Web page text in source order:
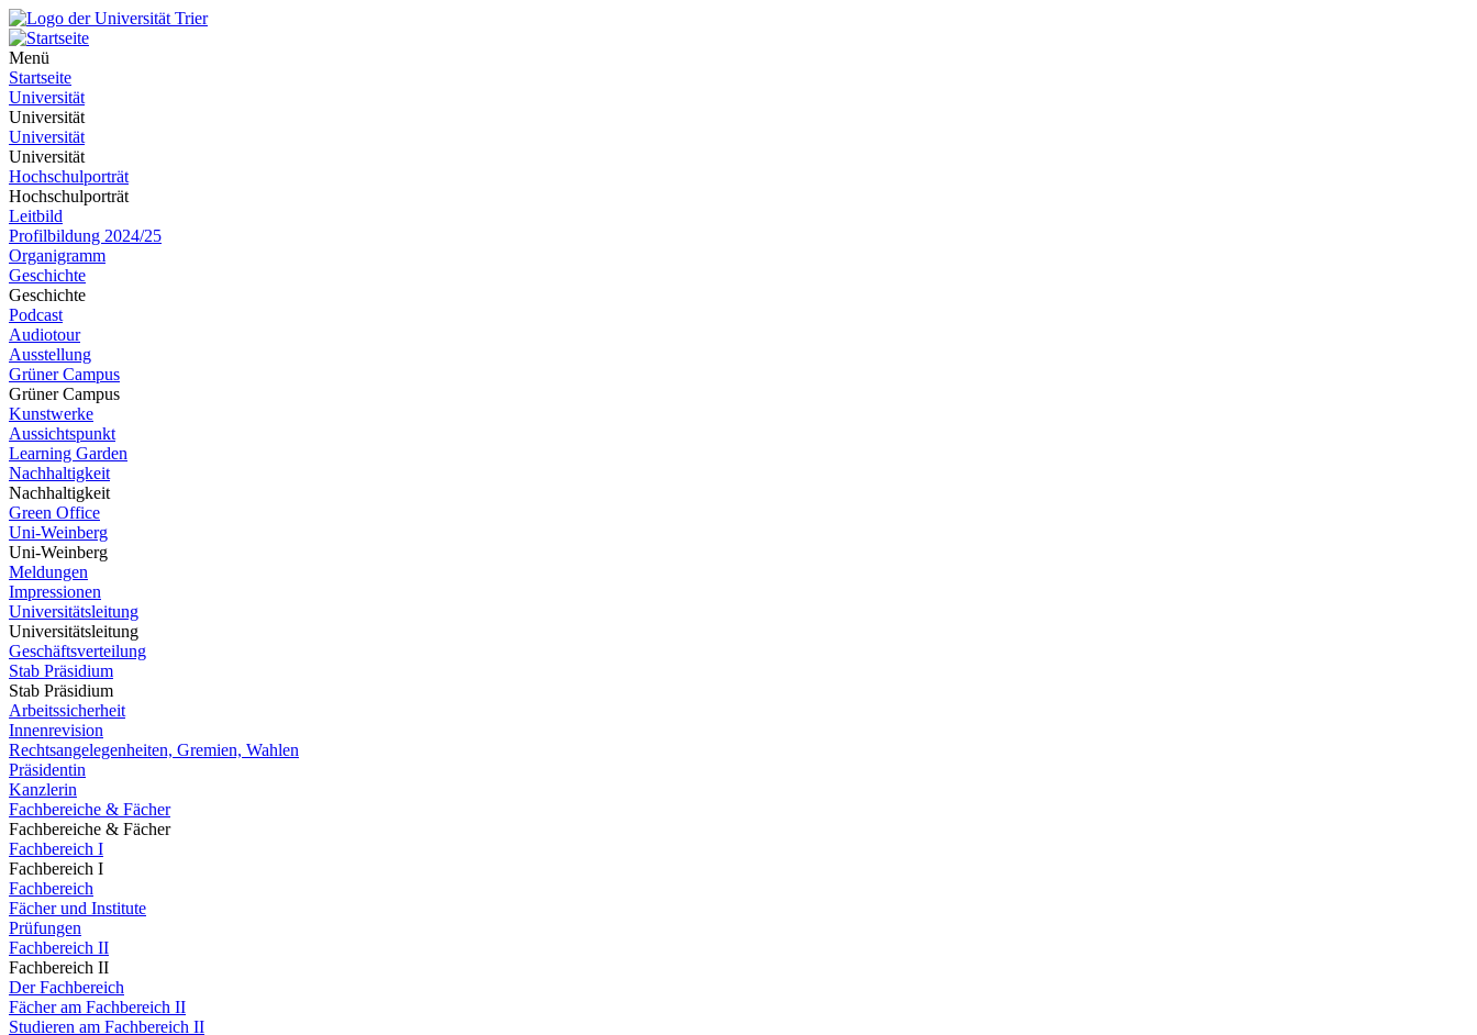
Menü
Startseite
Universität
Universität
Universität
Universität
Hochschulporträt
Hochschulporträt
Leitbild
Profilbildung 2024/25
Organigramm
Geschichte
Geschichte
Podcast
Audiotour
Ausstellung
Grüner Campus
Grüner Campus
Kunstwerke
Aussichtspunkt
Learning Garden
Nachhaltigkeit
Nachhaltigkeit
Green Office
Uni-Weinberg
Uni-Weinberg
Meldungen
Impressionen
Universitätsleitung
Universitätsleitung
Geschäftsverteilung
Stab Präsidium
Stab Präsidium
Arbeitssicherheit
Innenrevision
Rechtsangelegenheiten, Gremien, Wahlen
Präsidentin
Kanzlerin
Fachbereiche & Fächer
Fachbereiche & Fächer
Fachbereich I
Fachbereich I
Fachbereich
Fächer und Institute
Prüfungen
Fachbereich II
Fachbereich II
Der Fachbereich
Fächer am Fachbereich II
Studieren am Fachbereich II